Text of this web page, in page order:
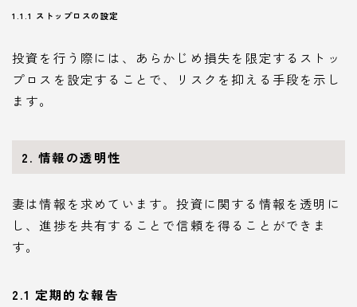
1.1.1 ストップロスの設定
投資を行う際には、あらかじめ損失を限定するストッ
プロスを設定することで、リスクを抑える手段を示し
ます。
2. 情報の透明性
妻は情報を求めています。投資に関する情報を透明に
し、進捗を共有することで信頼を得ることができま
す。
2.1 定期的な報告